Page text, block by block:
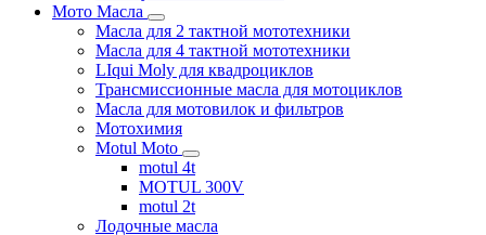
Мото Масла
Масла для 2 тактной мототехники
Масла для 4 тактной мототехники
LIqui Moly для квадроциклов
Трансмиссионные масла для мотоциклов
Масла для мотовилок и фильтров
Мотохимия
Motul Moto
motul 4t
MOTUL 300V
motul 2t
Лодочные масла